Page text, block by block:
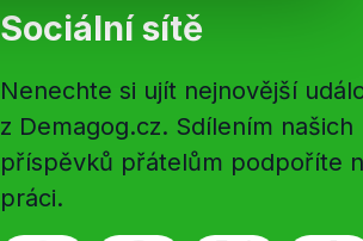
Sociální sítě
Nenechte si ujít nejnovější
z Demagog.cz. Sdílením našich
příspěvků přátelům podpoříte
práci.